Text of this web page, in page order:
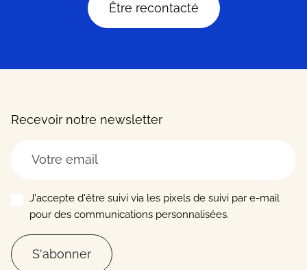
Être recontacté
Recevoir notre newsletter
J'accepte d'être suivi via les pixels de suivi par e-mail
pour des communications personnalisées.
S'abonner